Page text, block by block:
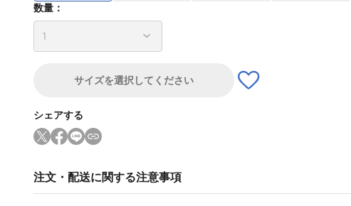
数量：
サイズを選択してください
シェアする
注文・配送に関する注意事項